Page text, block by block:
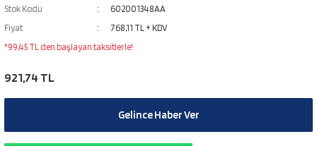
Stok Kodu
602001348AA
Fiyat
768,11 TL + KDV
*99,45 TL den başlayan taksitlerle!
921,74 TL
Gelince Haber Ver